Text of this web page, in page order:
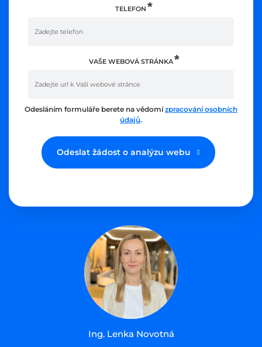
TELEFON
VAŠE WEBOVÁ STRÁNKA
Odesláním formuláře berete na vědomízpracování osobních
údajů.
Odeslat žádost o analýzu webu
Ing. Lenka Novotná